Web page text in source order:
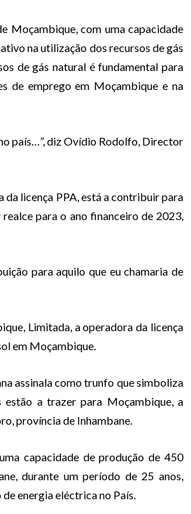
Moçambique, com uma capacidade
na utilização dos recursos de gás
de gás natural é fundamental para
de emprego em Moçambique e na
país…”, diz Ovídio Rodolfo, Director
da licença PPA, está a contribuir para
para o ano financeiro de 2023,
para aquilo que eu chamaria de
Limitada, a operadora da licença
em Moçambique.
assinala como trunfo que simboliza
estão a trazer para Moçambique, a
província de Inhambane.
capacidade de produção de 450
durante um período de 25 anos,
energia eléctrica no País.